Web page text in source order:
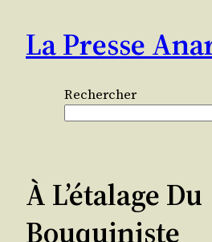
contenu
La Presse
Rechercher
À L’étalage Du
Bouquiniste